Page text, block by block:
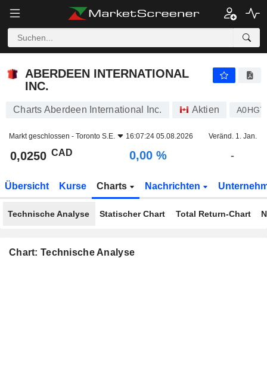
ABERDEEN INTERNATIONAL
INC.
Charts Aberdeen International Inc. Aktien
Markt geschlossen - Toronto S.E. 16:07:24 05.08.2026 Veränd. 1. Jan.
0,0250 CAD 0,00 % -
Übersicht Kurse Charts Nachrichten
Technische Analyse Statischer Chart Total Return-Chart
Chart: Technische Analyse